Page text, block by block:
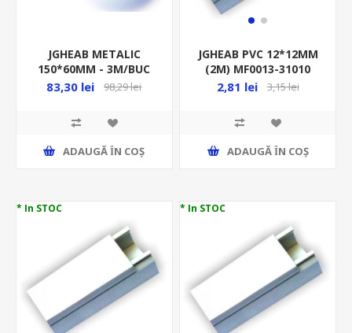
JGHEAB METALIC
150*60MM - 3M/BUC
12-602/B3
83,30 lei 98,29 lei
ADAUGĂ ȊN COŞ
JGHEAB PVC 12*12MM
(2M) MF0013-31010
(CANAL)
2,81 lei 3,15 lei
ADAUGĂ ȊN COŞ
* In STOC * In STOC